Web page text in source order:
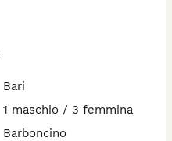
Bari
1 maschio / 3 femmina
Barboncino